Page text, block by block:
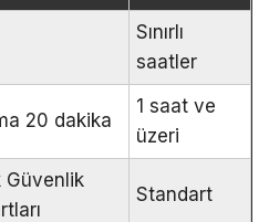
Sınırlı
saatler
20 dakika
1 saat ve
üzeri
Güvenlik
Standart